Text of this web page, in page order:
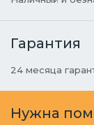
Гарантия
24 месяца
Нужна